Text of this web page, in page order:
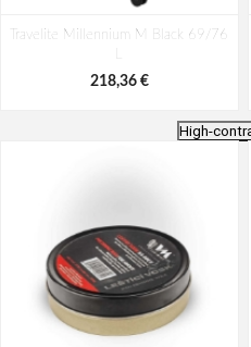
Travelite Millennium M Black 69/76
218,36 €
High-